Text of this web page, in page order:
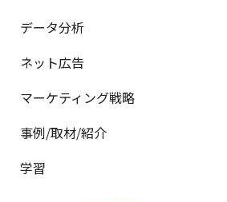
データ分析
ネット広告
マーケティング戦略
事例/取材/紹介
学習